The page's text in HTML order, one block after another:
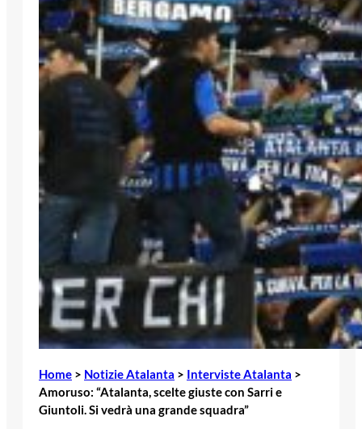
Home > Notizie Atalanta > Interviste Atalanta >
Amoruso: “Atalanta, scelte giuste con Sarri e
Giuntoli. Si vedrà una grande squadra”